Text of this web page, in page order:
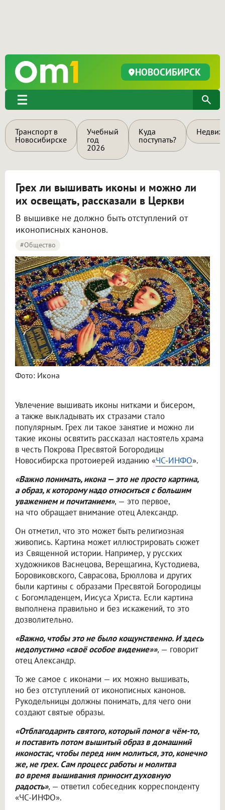
НОВОСИБИРСК
Транспорт в
Новосибирске
Учебный
год
2026
Куда
поступать?
Грех ли вышивать иконы и можно ли
их освещать, рассказали в Церкви
В вышивке не должно быть отступлений от
иконописных канонов.
#Общество
Фото: Икона
Увлечение вышивать иконы нитками и бисером,
а также выкладывать их стразами стало
популярным. Грех ли такое занятие и можно ли
такие иконы освятить рассказал настоятель храма
в честь Покрова Пресвятой Богородицы
Новосибирска протоиерей изданию «ЧС-ИНФО».
«Важно понимать, икона — это не просто картина,
а образ, к которому надо относиться с большим
уважением и почитанием», — это первое,
на что обращает внимание отец Александр.
Он отметил, что это может быть религиозная
живопись. Картина может иллюстрировать сюжет
из Священной истории. Например, у русских
художников Васнецова, Верещагина, Кустодиева,
Боровиковского, Саврасова, Брюллова и других
были картины с образами Пресвятой Богородицы
с Богомладенцем, Иисуса Христа. Если картина
выполнена правильно и без искажений, то это
дозволительно.
«Важно, чтобы это не было кощунственно. И здесь
недопустимо «своё особое видение»», — говорит
отец Александр.
То же самое с иконами — их можно вышивать,
но без отступлений от иконописных канонов.
Рукодельницы должны понимать, для чего они
создают святые образы.
«Отблагодарить святого, который помог в чём-то,
и поставить потом вышитый образ в домашний
иконостас, чтобы перед ним молиться, это, конечно
же, не грех. Сам процесс работы и молитва
во время вышивания приносит духовную
радость», — ответил собеседник корреспонденту
«ЧС-ИНФО».